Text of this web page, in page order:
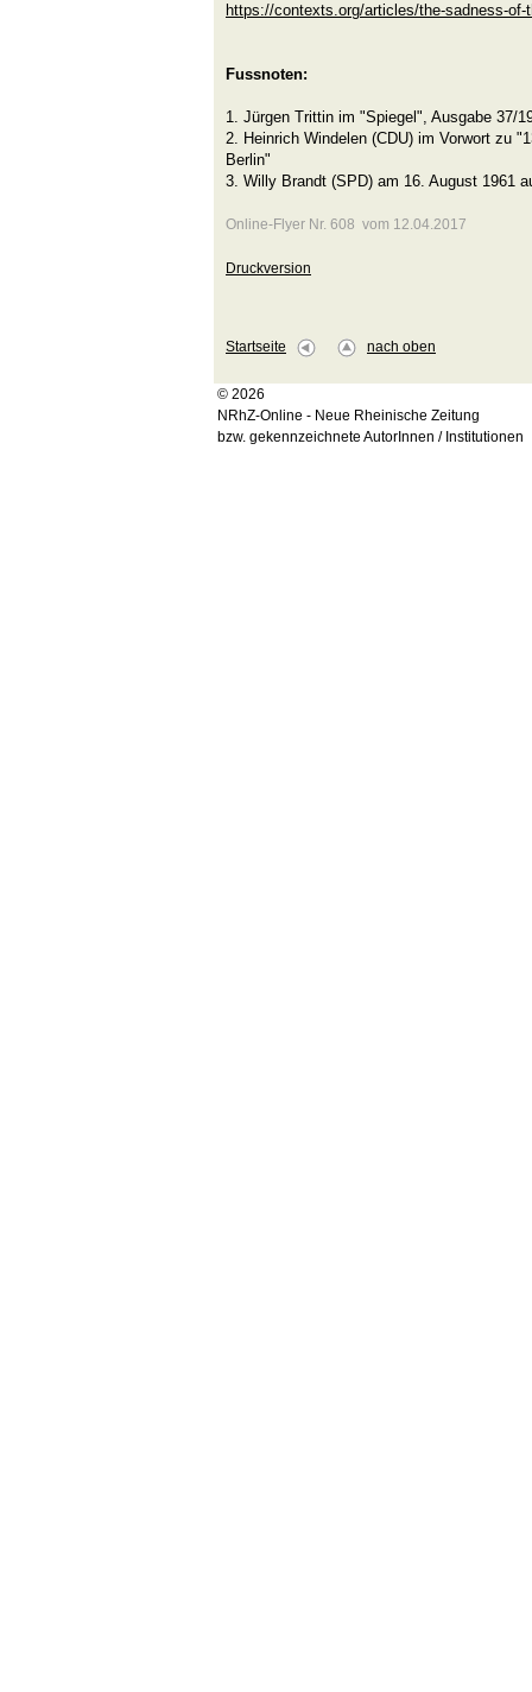
https://contexts.org/articles/the-sadness-of-
Fussnoten:
1. Jürgen Trittin im "Spiegel", Ausgabe 37/
2. Heinrich Windelen (CDU) im Vorwort zu
Berlin"
3. Willy Brandt (SPD) am 16. August 1961
Online-Flyer Nr. 608 vom 12.04.2017
Druckversion
Startseite nach oben
© 2026
NRhZ-Online - Neue Rheinische Zeitung
bzw. gekennzeichnete AutorInnen / Institutionen